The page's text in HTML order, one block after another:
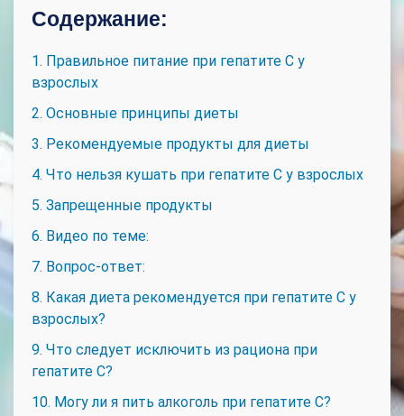
Содержание:
1. Правильное питание при гепатите C у
взрослых
2. Основные принципы диеты
3. Рекомендуемые продукты для диеты
4. Что нельзя кушать при гепатите C у взрослых
5. Запрещенные продукты
6. Видео по теме:
7. Вопрос-ответ:
8. Какая диета рекомендуется при гепатите C у
взрослых?
9. Что следует исключить из рациона при
гепатите C?
10. Могу ли я пить алкоголь при гепатите C?